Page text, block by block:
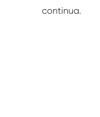
continua.